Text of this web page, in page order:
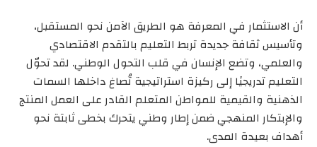
أن الاستثمار في المعرفة هو الطريق الآمن نحو المستقبل،
وتأسيس ثقافة جديدة تربط التعليم بالتقدم الاقتصادي
والعلمي، وتضع الإنسان في قلب التحول الوطني. لقد تحوّل
التعليم تدريجيًا إلى ركيزة استراتيجية تُصاغ داخلها السمات
الذهنية والقيمية للمواطن المتعلم القادر على العمل المنتج
والإبتكار المنهجي ضمن إطار وطني يتحرك بخطى ثابتة نحو
أهداف بعيدة المدى.